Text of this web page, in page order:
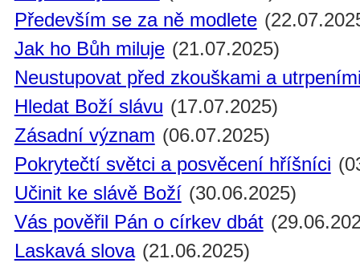
Především se za ně modlete
Jak ho Bůh miluje (21.07.2025)
Neustupovat před zkouškami a
Hledat Boží slávu (17.07.2025)
Zásadní význam (06.07.2025)
Pokrytečtí světci a posvěcení hříšníci
Učinit ke slávě Boží (30.06.2025)
Vás pověřil Pán o církev dbát
Laskavá slova (21.06.2025)